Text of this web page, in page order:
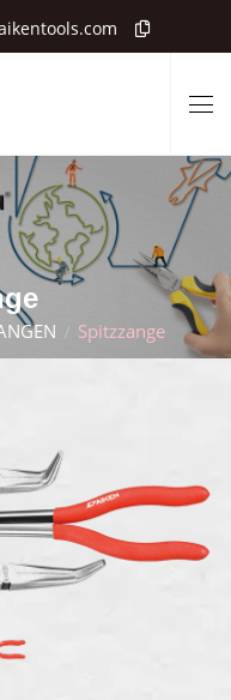
Spitzzange